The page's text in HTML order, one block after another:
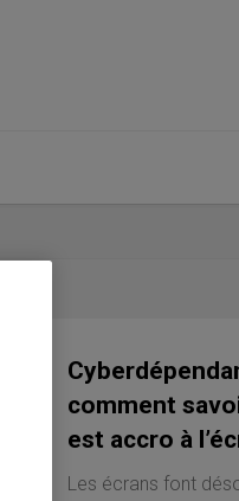
comment
est accro à
Les écrans font